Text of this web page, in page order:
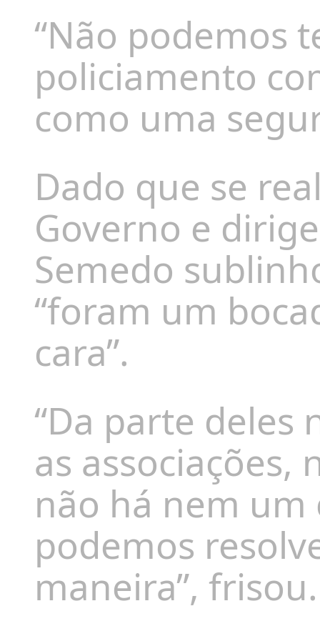
“Não podemos
policiamento
como uma
Dado que se
Governo e
Semedo
“foram um
cara”.
“Da parte
as
não há nem
podemos
maneira”, frisou.